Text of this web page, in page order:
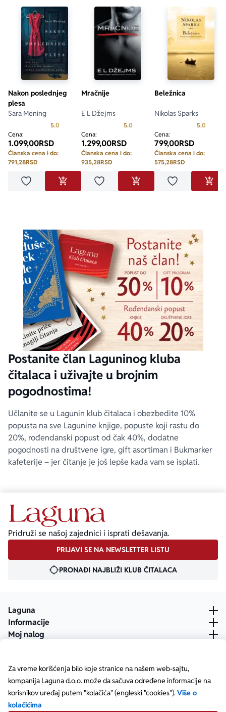
Za vreme korišćenja bilo koje stranice na našem web-sajtu,
kompanija Laguna d.o.o. može da sačuva određene informacije na
korisnikov uređaj putem "kolačića" (engleski "cookies").Više o
kolačićima
Nakon poslednjeg
plesa
Sara Mening
5.0 Prosecna ocena je 5.0 od 5
Cena:
1.099,00RSD
Članska cena i do:
791,28RSD
Dodaj u omiljeneDODAJ U KORPU
Mračnije
E L Džejms
5.0 Prosecna ocena je 5.0 od 5
Cena:
1.299,00RSD
Članska cena i do:
935,28RSD
Dodaj u omiljeneDODAJ U KORPU
Beležnica
Nikolas Sparks
5.0
Cena:
799,00RSD
Članska cena i do:
575,28RSD
Dodaj u
Postanite član Laguninog kluba
čitalaca i uživajte u brojnim
pogodnostima!
Učlanite se u Lagunin klub čitalaca i obezbedite 10%
popusta na sve Lagunine knjige, popuste koji rastu do
20%, rođendanski popust od čak 40%, dodatne
pogodnosti na društvene igre, gift asortiman i Bukmarker
kafeterije – jer čitanje je još lepše kada vam se isplati.
Pridruži se našoj zajednici i isprati dešavanja.
PRIJAVI SE NA NEWSLETTER LISTU
PRONAĐI NAJBLIŽI KLUB ČITALACA
Laguna
Informacije
Moj nalog